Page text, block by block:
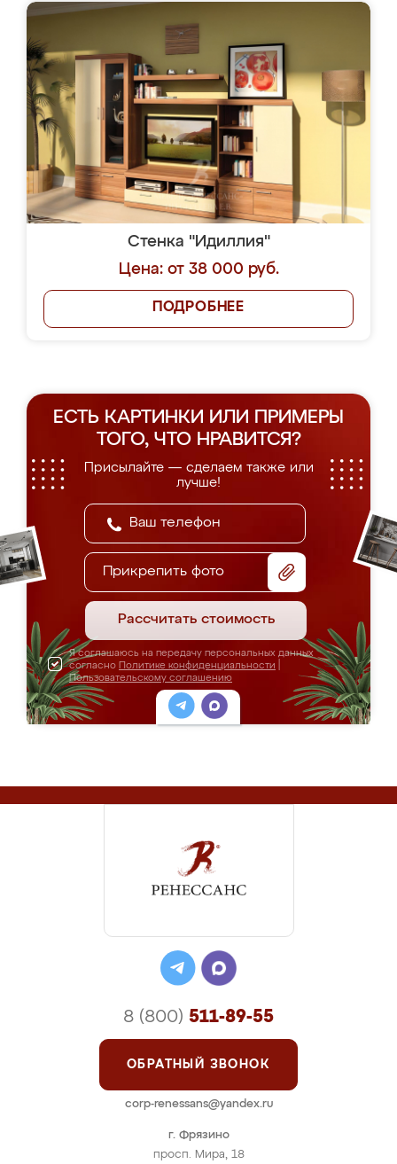
Стенка "Идиллия"
Цена: от 38 000 руб.
ПОДРОБНЕЕ
ЕСТЬ КАРТИНКИ ИЛИ ПРИМЕРЫ
ТОГО, ЧТО НРАВИТСЯ?
Присылайте — сделаем также или
лучше!
Прикрепить фото
Рассчитать стоимость
Я соглашаюсь на передачу персональных данных
согласно Политике конфиденциальности
Пользовательскому соглашению
г. Фрязино
просп. Мира, 18
8 (800) 511-89-55
ОБРАТНЫЙ ЗВОНОК
corp-renessans@yandex.ru